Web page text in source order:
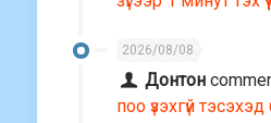
2026/08/08
Донтон
поо үзэхгүй тэсэхэд